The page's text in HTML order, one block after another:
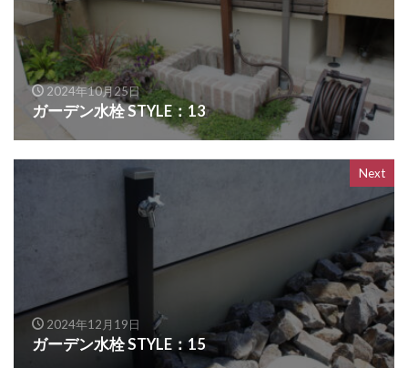
2024年10月25日
ガーデン水栓 STYLE：13
Next
2024年12月19日
ガーデン水栓 STYLE：15
OnlyOne ヴェリータヌーボS
OnlyOne ウォールマウントライト
OnlyOne エッジネームプレート
OnlyOne カーストップバー
OnlyOne クーリエ
OnlyOne サブレ
OnlyOne シャーポ
OnlyOne ショーケース エントランスユニット
OnlyOne ショーケース専用ボーノ
OnlyOne シンプルフレーム フロントネームプレート
OnlyOne スマートポール セレクト
OnlyOne セレーノ
OnlyOne ティンバー
OnlyOne テンピオ
OnlyOne ナミプラス アール
OnlyOne ニューヨークスタイル